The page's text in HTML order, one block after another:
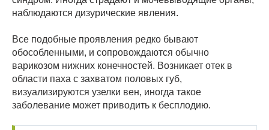
наблюдаются дизурические явления.
Все подобные проявления редко бывают
обособленными, и сопровождаются обычно
варикозом нижних конечностей. Возникает отек в
области паха с захватом половых губ,
визуализируются узелки вен, иногда такое
заболевание может приводить к бесплодию.